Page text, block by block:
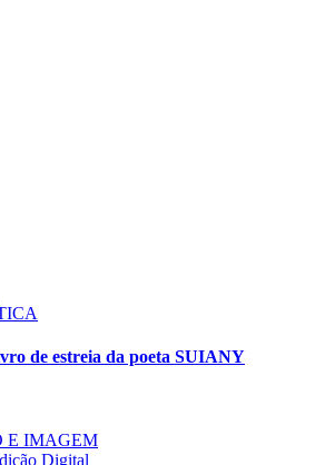
de estreia da poeta SUIANY
E IMAGEM
Digital